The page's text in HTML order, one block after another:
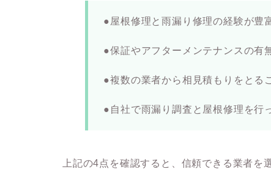
●屋根修理と雨漏り修理の経験が豊
●保証やアフターメンテナンスの有
●複数の業者から相見積もりをとる
●自社で雨漏り調査と屋根修理を行
上記の4点を確認すると、信頼できる業者を